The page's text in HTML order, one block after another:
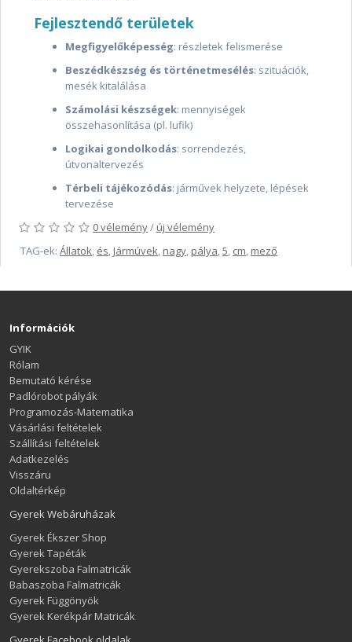
Fejlesztendő területek
Megfigyelőképesség: részletek felismerése
Beszédkészség és történetmesélés: szituációk,
mesék kitalálása
Számolási készségek: mennyiségek
összehasonlítása (pl. lufik)
Logikai gondolkodás: sorrendezés,
útvonaltervezés
Térbeli tájékozódás: járművek helyzete, lépések
tervezése
0 vélemény/ új vélemény
TAG-ek: Állatok, és, Jármúvek, nagy, pálya,5, cm, mező
Információk
GYIK
Rólam
Bemutató kérése
Padlórobot pályák
Programozás-Matematika
Vásárlási feltételek
Szállítási feltételek
Adatkezelés
Visszáru
Oldaltérkép
Gyerek Webáruházak
Gyerek Ékszer Shop
Gyerek Tapéták
Gyerekszoba Falmatricák
Babaszoba Falmatricák
Gyerek Függönyök
Gyerek Kerékpár Matricák